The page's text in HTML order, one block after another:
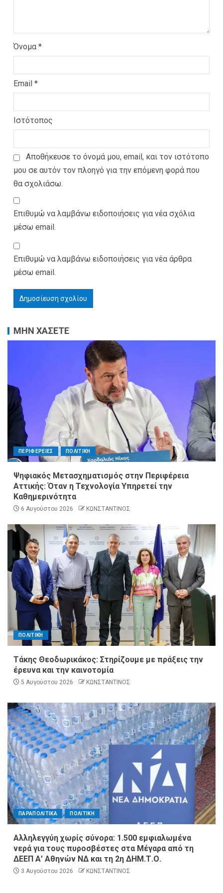
Όνομα *
Email *
Ιστότοπος
Αποθήκευσε το όνομά μου, email, και τον ιστότοπο
μου σε αυτόν τον πλοηγό για την επόμενη φορά που
θα σχολιάσω.
Επιθυμώ να λαμβάνω ειδοποιήσεις για νέα σχόλια
μέσω email.
Επιθυμώ να λαμβάνω ειδοποιήσεις για νέα άρθρα
μέσω email.
ΜΗΝ ΧΑΣΕΤΕ
ΠΕΡΙΦΕΡΕΙΕΣ ΠΟΛΙΤΙΚΗ
Ψηφιακός Μετασχηματισμός στην Περιφέρεια
Αττικής: Όταν η Τεχνολογία Υπηρετεί την
Καθημερινότητα
6 Αυγούστου 2026 ΚΩΝΣΤΑΝΤΙΝΟΣ
ΠΟΛΙΤΙΚΗ
Τάκης Θεοδωρικάκος: Στηρίζουμε με πράξεις την
έρευνα και την καινοτομία
5 Αυγούστου 2026 ΚΩΝΣΤΑΝΤΙΝΟΣ
ΠΑΡΑΠΟΛΙΤΙΚΑ ΠΟΛΙΤΙΚΗ
Αλληλεγγύη χωρίς σύνορα: 1.500 εμφιαλωμένα
νερά για τους πυροσβέστες στα Μέγαρα από τη
ΔΕΕΠ Α’ Αθηνών ΝΔ και τη 2η ΔΗΜ.Τ.Ο.
3 Αυγούστου 2026 ΚΩΝΣΤΑΝΤΙΝΟΣ